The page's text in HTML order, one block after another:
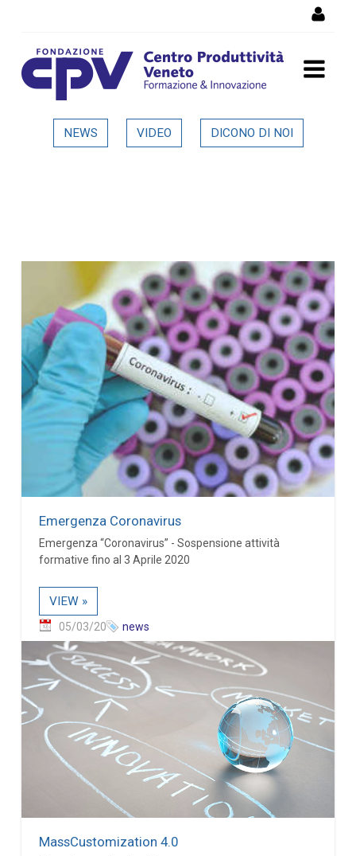
Dettaglio in evidenza
NEWS VIDEO DICONO DI NOI
Emergenza Coronavirus
Emergenza “Coronavirus” - Sospensione attività
formative fino al 3 Aprile 2020
VIEW »
05/03/20 news
MassCustomization 4.0